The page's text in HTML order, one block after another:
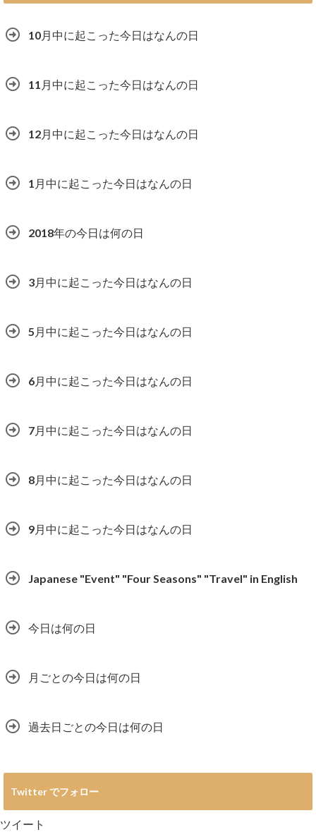
10月中に起こった今日はなんの日
11月中に起こった今日はなんの日
12月中に起こった今日はなんの日
1月中に起こった今日はなんの日
2018年の今日は何の日
3月中に起こった今日はなんの日
5月中に起こった今日はなんの日
6月中に起こった今日はなんの日
7月中に起こった今日はなんの日
8月中に起こった今日はなんの日
9月中に起こった今日はなんの日
Japanese "Event" "Four Seasons" "Travel" in English
今日は何の日
月ごとの今日は何の日
過去日ごとの今日は何の日
Twitter でフォロー
ツイート